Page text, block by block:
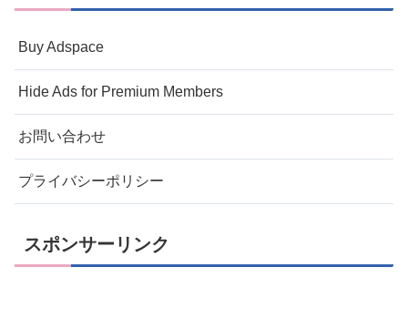
Buy Adspace
Hide Ads for Premium Members
お問い合わせ
プライバシーポリシー
スポンサーリンク